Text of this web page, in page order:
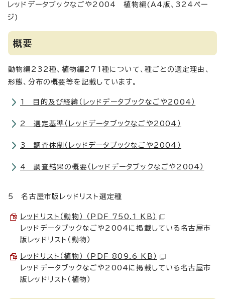
レッドデータブックなごや2004 植物編(A4版、324ペー
ジ)
概要
動物編232種、植物編271種について、種ごとの選定理由、
形態、分布の概要等を記載しています。
1 目的及び経緯（レッドデータブックなごや2004）
2 選定基準（レッドデータブックなごや2004）
3 調査体制（レッドデータブックなごや2004）
4 調査結果の概要（レッドデータブックなごや2004）
5 名古屋市版レッドリスト選定種
レッドリスト（動物） （PDF 750.1 KB）
レッドデータブックなごや2004に掲載している名古屋市
版レッドリスト（動物）
レッドリスト（植物） （PDF 809.6 KB）
レッドデータブックなごや2004に掲載している名古屋市
版レッドリスト（植物）